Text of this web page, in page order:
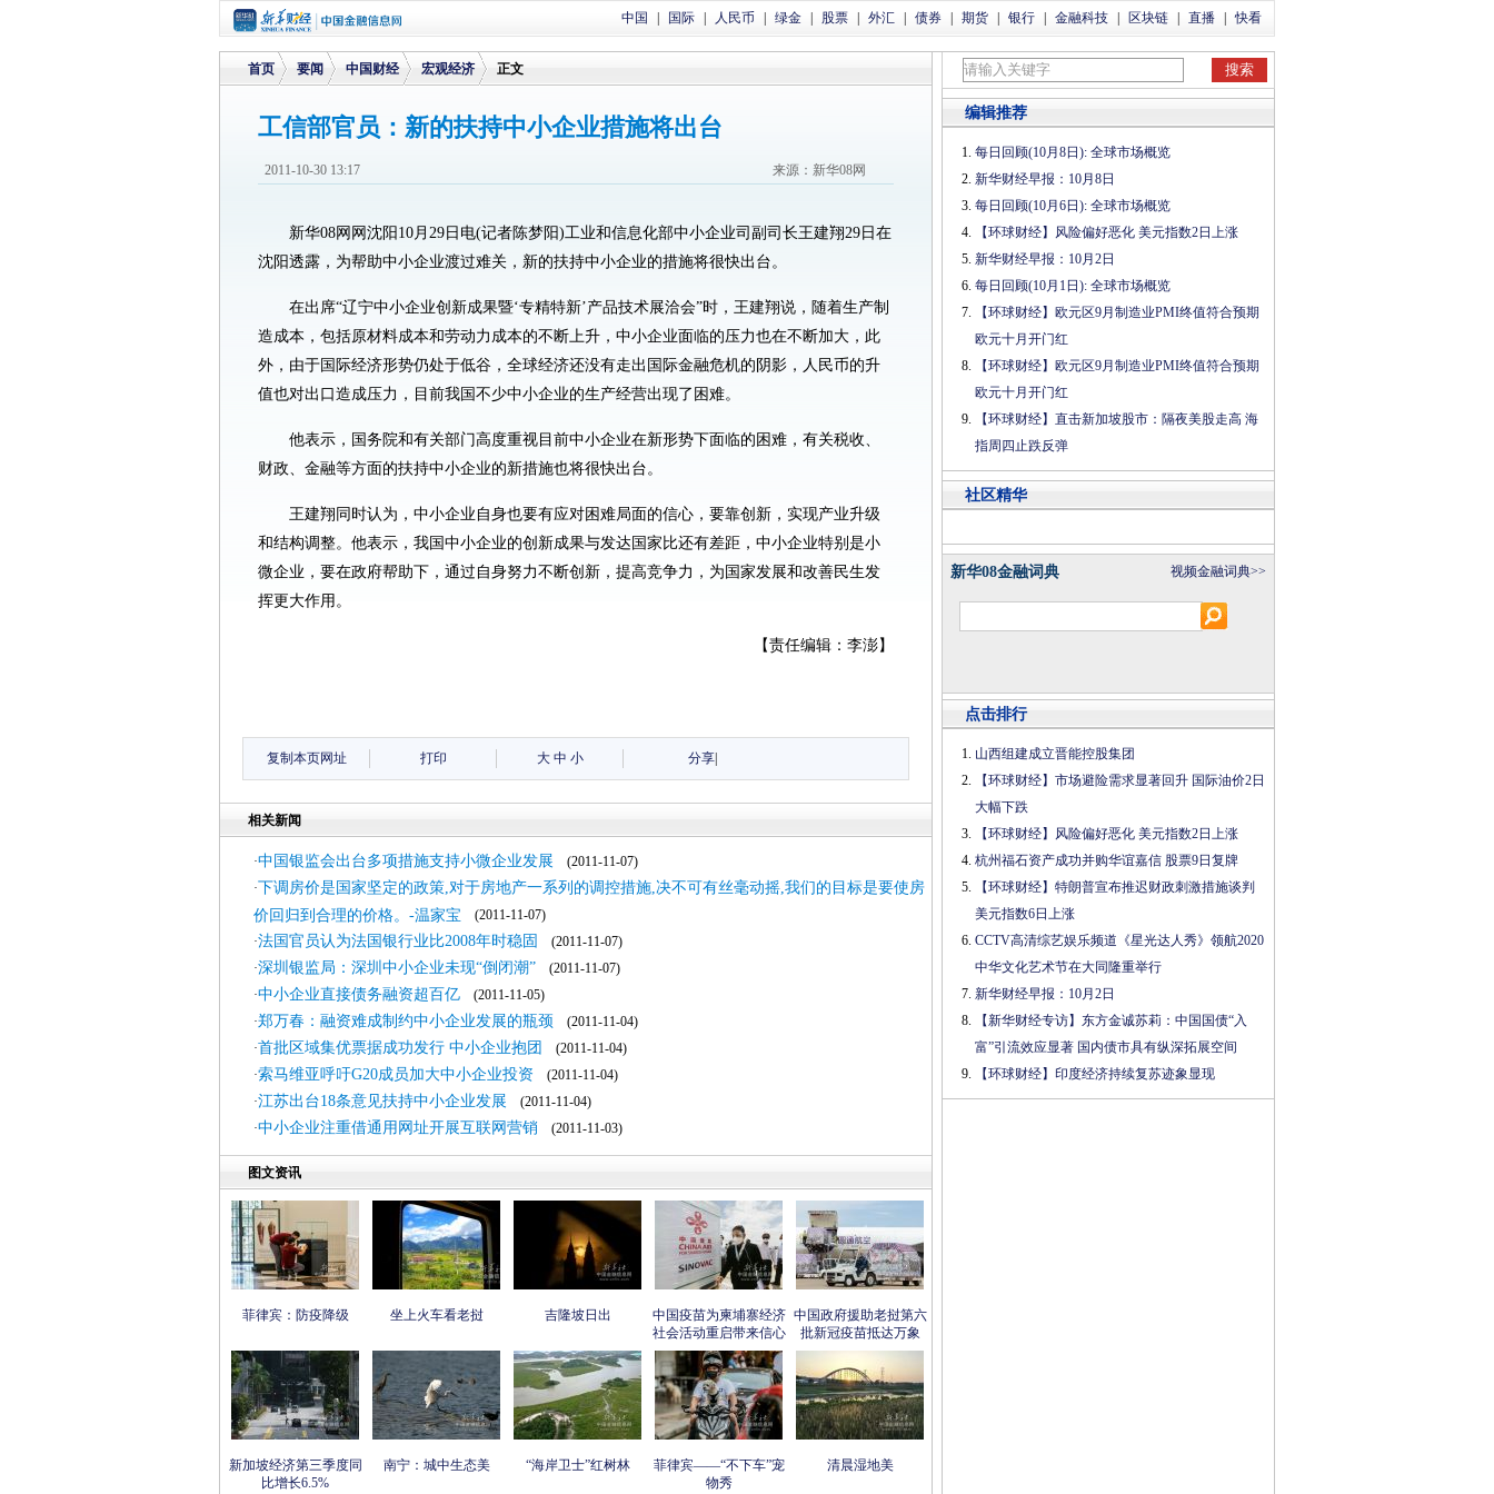
中国 国际 人民币 绿金 股票 外汇 债券 期货 银行 金融科技 区块链 直播 快看
首页
>
要闻
>
中国财经 宏观经济 正文
工信部官员：新的扶持中小企业措施将出台
来源：新华08网
2011-10-30 13:17
新华08网网沈阳10月29日电(记者陈梦阳)工业和信息化部中小企业司副司长王建翔29日在
沈阳透露，为帮助中小企业渡过难关，新的扶持中小企业的措施将很快出台。
在出席“辽宁中小企业创新成果暨‘专精特新’产品技术展洽会”时，王建翔说，随着生产制
造成本，包括原材料成本和劳动力成本的不断上升，中小企业面临的压力也在不断加大，此
外，由于国际经济形势仍处于低谷，全球经济还没有走出国际金融危机的阴影，人民币的升
值也对出口造成压力，目前我国不少中小企业的生产经营出现了困难。
他表示，国务院和有关部门高度重视目前中小企业在新形势下面临的困难，有关税收、
财政、金融等方面的扶持中小企业的新措施也将很快出台。
王建翔同时认为，中小企业自身也要有应对困难局面的信心，要靠创新，实现产业升级
和结构调整。他表示，我国中小企业的创新成果与发达国家比还有差距，中小企业特别是小
微企业，要在政府帮助下，通过自身努力不断创新，提高竞争力，为国家发展和改善民生发
挥更大作用。
【责任编辑：李澎】
复制本页网址 打印 大 中 小 分享
相关新闻
·中国银监会出台多项措施支持小微企业发展 (2011-11-07)
·下调房价是国家坚定的政策,对于房地产一系列的调控措施,决不可有丝毫动摇,我们的目标是要使房
价回归到合理的价格。-温家宝 (2011-11-07)
·法国官员认为法国银行业比2008年时稳固
(2011-11-07)
·深圳银监局：深圳中小企业未现“倒闭潮” (2011-11-07)
·中小企业直接债务融资超百亿 (2011-11-05)
·郑万春：融资难成制约中小企业发展的瓶颈 (2011-11-04)
·首批区域集优票据成功发行 中小企业抱团
(2011-11-04)
·索马维亚呼吁G20成员加大中小企业投资 (2011-11-04)
·江苏出台18条意见扶持中小企业发展 (2011-11-04)
·中小企业注重借通用网址开展互联网营销 (2011-11-03)
图文资讯
菲律宾：防疫降级 坐上火车看老挝 吉隆坡日出
中国疫苗为柬埔寨经济
社会活动重启带来信心
中国政府援助老挝第六
批新冠疫苗抵达万象
新加坡经济第三季度同
比增长6.5%
南宁：城中生态美 “海岸卫士”红树林
菲律宾——“不下车”宠
物秀
清晨湿地美
编辑推荐
每日回顾(10月8日): 全球市场概览
新华财经早报：10月8日
每日回顾(10月6日): 全球市场概览
【环球财经】风险偏好恶化 美元指数2日上涨
新华财经早报：10月2日
每日回顾(10月1日): 全球市场概览
【环球财经】欧元区9月制造业PMI终值符合预期
欧元十月开门红
【环球财经】欧元区9月制造业PMI终值符合预期
欧元十月开门红
【环球财经】直击新加坡股市：隔夜美股走高 海
指周四止跌反弹
社区精华
新华08金融词典 视频金融词典>>
点击排行
山西组建成立晋能控股集团
【环球财经】市场避险需求显著回升 国际油价2日
大幅下跌
【环球财经】风险偏好恶化 美元指数2日上涨
杭州福石资产成功并购华谊嘉信 股票9日复牌
【环球财经】特朗普宣布推迟财政刺激措施谈判
美元指数6日上涨
CCTV高清综艺娱乐频道《星光达人秀》领航2020
中华文化艺术节在大同隆重举行
新华财经早报：10月2日
【新华财经专访】东方金诚苏莉：中国国债“入
富”引流效应显著 国内债市具有纵深拓展空间
【环球财经】印度经济持续复苏迹象显现